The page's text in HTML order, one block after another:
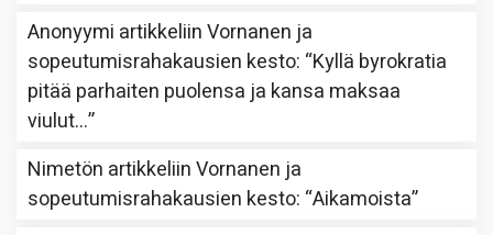
Anonyymi artikkeliinVornanen ja
sopeutumisrahakausien kesto: “Kyllä byrokratia
pitää parhaiten puolensa ja kansa maksaa
viulut…”
Nimetön artikkeliinVornanen ja
sopeutumisrahakausien kesto: “Aikamoista”